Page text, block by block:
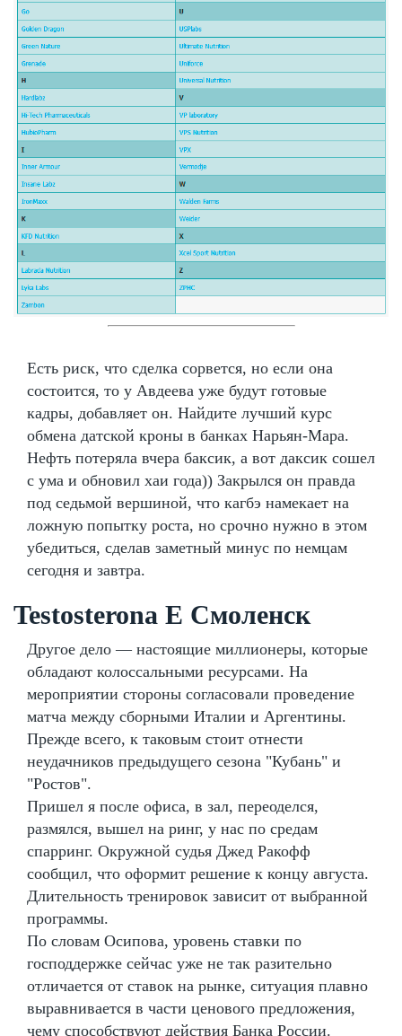
Есть риск, что сделка сорвется, но если она
состоится, то у Авдеева уже будут готовые
кадры, добавляет он. Найдите лучший курс
обмена датской кроны в банках Нарьян-Мара.
Нефть потеряла вчера баксик, а вот даксик сошел
с ума и обновил хаи года)) Закрылся он правда
под седьмой вершиной, что кагбэ намекает на
ложную попытку роста, но срочно нужно в этом
убедиться, сделав заметный минус по немцам
сегодня и завтра.
Testosterona E Смоленск
Другое дело — настоящие миллионеры, которые
обладают колоссальными ресурсами. На
мероприятии стороны согласовали проведение
матча между сборными Италии и Аргентины.
Прежде всего, к таковым стоит отнести
неудачников предыдущего сезона "Кубань" и
"Ростов".
Пришел я после офиса, в зал, переоделся,
размялся, вышел на ринг, у нас по средам
спарринг. Окружной судья Джед Ракофф
сообщил, что оформит решение к концу августа.
Длительность тренировок зависит от выбранной
программы.
По словам Осипова, уровень ставки по
господдержке сейчас уже не так разительно
отличается от ставок на рынке, ситуация плавно
выравнивается в части ценового предложения,
чему способствуют действия Банка России.